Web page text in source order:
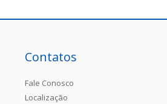
Contatos
Fale Conosco
Localização